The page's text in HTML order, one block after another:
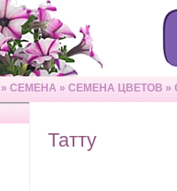
» СЕМЕНА » СЕМЕНА ЦВЕТОВ »
Татту